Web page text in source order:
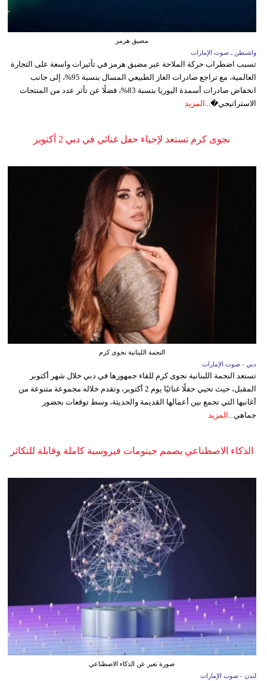
مضيق هرمز
واشنطن ـ صوت الإمارات
تسبب اضطراب حركة الملاحة عبر مضيق هرمز في تأثيرات واسعة على التجارة
العالمية، مع تراجع صادرات الغاز الطبيعي المسال بنسبة 95%، إلى جانب
انخفاض صادرات أسمدة اليوريا بنسبة 83%، فضلًا عن تأثر عدد من المنتجات
الاستراتيجي�... المزيد
نجوى كرم تستعد لإحياء حفل غنائي في دبي 2 أكتوبر
النجمة اللبنانية نجوى كرم
دبي - صوت الإمارات
تستعد النجمة اللبنانية نجوى كرم للقاء جمهورها في دبي خلال شهر أكتوبر
المقبل، حيث تحيي حفلًا غنائيًا يوم 2 أكتوبر، وتقدم خلاله مجموعة متنوعة من
أغانيها التي تجمع بين أعمالها القديمة والحديثة، وسط توقعات بحضور
جماهي... المزيد
الذكاء الاصطناعي يصمم جينومات فيروسية كاملة وقابلة للتكاثر
صورة تعبر عن الذكاء الاصطناعي
لندن - صوت الإمارات